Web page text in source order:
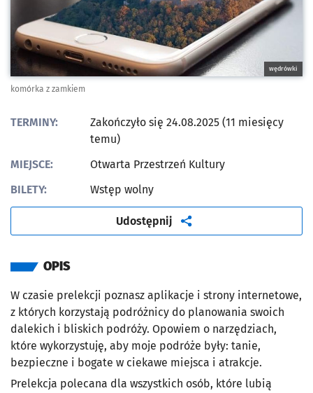
wędrówki
komórka z zamkiem
TERMINY:
Zakończyło się 24.08.2025 (11 miesięcy
temu)
MIEJSCE:
Otwarta Przestrzeń Kultury
BILETY:
Wstęp wolny
Udostępnij artykuł
OPIS
W czasie prelekcji poznasz aplikacje i strony internetowe,
z których korzystają podróżnicy do planowania swoich
dalekich i bliskich podróży. Opowiem o narzędziach,
które wykorzystuję, aby moje podróże były: tanie,
bezpieczne i bogate w ciekawe miejsca i atrakcje.
Prelekcja polecana dla wszystkich osób, które lubią